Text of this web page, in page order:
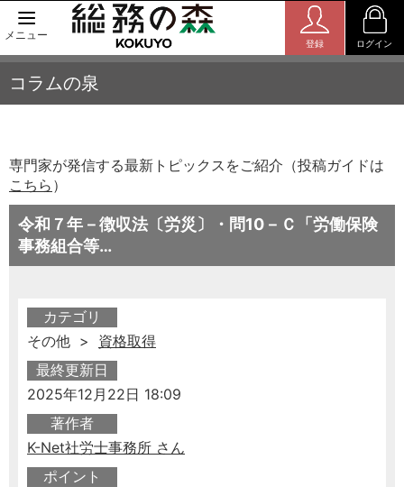
メニュー
登録 ログイン
コラムの泉
専門家が発信する最新トピックスをご紹介（投稿ガイドは
こちら ）
令和７年－徴収法〔労災〕・問10－Ｃ「労働保険
事務組合等…
カテゴリ
その他 > 資格取得
最終更新日
2025年12月22日 18:09
著作者
K-Net社労士事務所 さん
ポイント